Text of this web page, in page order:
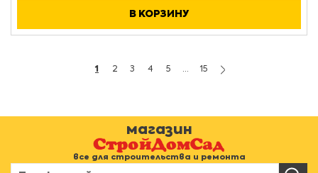
В КОРЗИНУ
1 2 3 4 5 ... 15
магазин
все для строительства и ремонта